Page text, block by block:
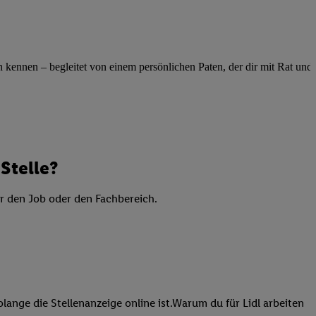
– begleitet von einem persönlichen Paten, der dir mit Rat und
Job oder den Fachbereich.
die Stellenanzeige online ist.Warum du für Lidl arbeiten
Quellen,
Analyse
Verwendung
von Profilen